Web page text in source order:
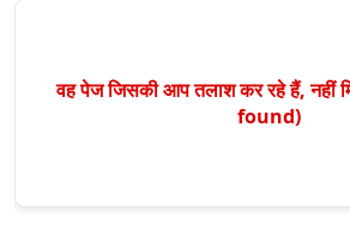
वह पेज जिसकी आप तलाश कर रहे हैं, नहीं
found)